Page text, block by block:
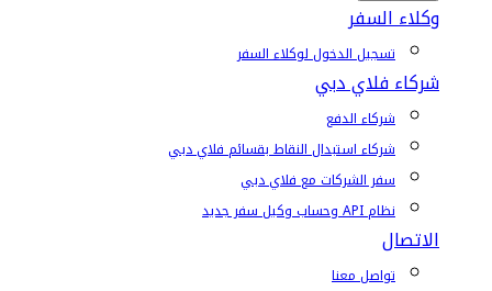
وكلاء السفر
تسجيل الدخول لوكلاء السفر
شركاء فلاي دبي
شركاء الدفع
شركاء استبدال النقاط بقسائم فلاي دبي
سفر الشركات مع فلاي دبي
نظام API وحساب وكيل سفر جديد
الاتصال
تواصل معنا